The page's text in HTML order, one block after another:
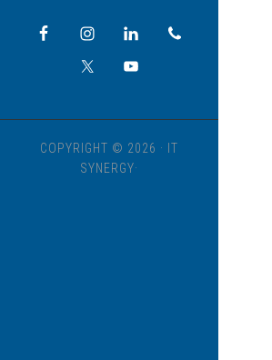
COPYRIGHT © 2026 · IT
SYNERGY·